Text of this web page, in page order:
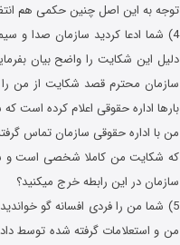
توجه به این اصل چنین حکمی هم
4) شما ادعا کردید سازمان صدا و
دلیل این شکایت را واضح بیان
سازمان محترم قصد شکایت از من را
بارها اداره حقوقی اعلام کرده است
من با اداره حقوقی سازمان تماس
که شکایت من کاملا شخصی است و
سازمان در این رابطه خرج میکنید؟
5) شما من را فردی افسانه گو
من و استعلامات گرفته شده توسط